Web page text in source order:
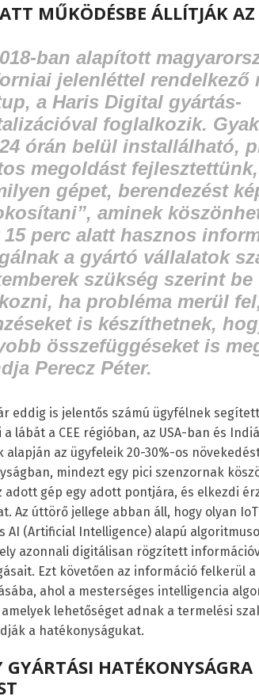
MŰKÖDÉSBE ÁLLÍTJÁK
ban alapított
jelenléttel rendelkező
a Haris Digital gyártás-
foglalkozik.
órán belül installálható,
megoldást
gépet, berendezést
aminek
15 perc alatt hasznos
a gyártó vállalatok
szükség szerint
ha probléma merül
is készíthetnek,
összefüggéseket is
Perecz Péter.
eddig is jelentős számú ügyfélnek
lábát a CEE régióban, az USA-ban és
alapján az ügyfeleik 20-30%-os
mindezt egy pici szenzornak
adott gép egy adott pontjára, és elkezdi
Az úttörő jellege abban áll, hogy olyan
AI (Artificial Intelligence) alapú
azonnali digitálisan rögzített
Ezt követően az információ felkerül
ahol a mesterséges intelligencia
lehetőséget adnak a termelési
a hatékonyságukat.
GYÁRTÁSI